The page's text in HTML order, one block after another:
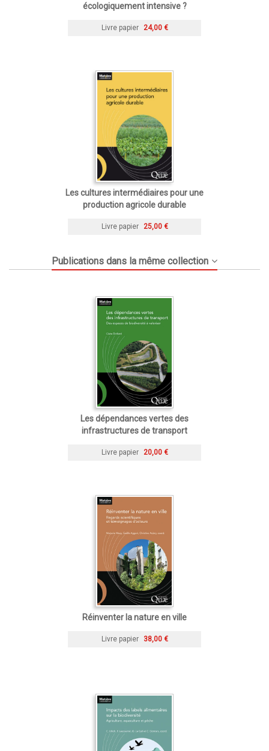
écologiquement intensive ?
Livre papier 24,00 €
Les cultures intermédiaires pour une
production agricole durable
Livre papier 25,00 €
Publications dans la même collection
Les dépendances vertes des
infrastructures de transport
Livre papier 20,00 €
Réinventer la nature en ville
Livre papier 38,00 €